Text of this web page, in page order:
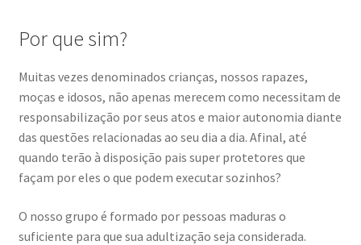
Por que sim?
Muitas vezes denominados crianças, nossos rapazes,
moças e idosos, não apenas merecem como necessitam de
responsabilização por seus atos e maior autonomia diante
das questões relacionadas ao seu dia a dia. Afinal, até
quando terão à disposição pais super protetores que
façam por eles o que podem executar sozinhos?
O nosso grupo é formado por pessoas maduras o
suficiente para que sua adultização seja considerada.